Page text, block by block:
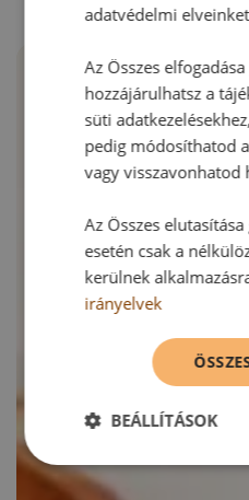
adatvédelmi
Az Összes
hozzájárulhatsz a
süti
pedig módosíthatod
vagy visszavonhatod
Az Összes
esetén csak a
kerülnek
irányelvek
BEÁLLÍTÁSOK